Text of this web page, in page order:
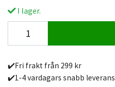
I lager.
✔️Fri frakt från 299 kr
✔️1-4 vardagars snabb leverans